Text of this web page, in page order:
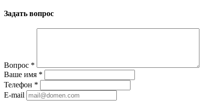
Задать вопрос
Вопрос *
Ваше имя *
Телефон *
E-mail